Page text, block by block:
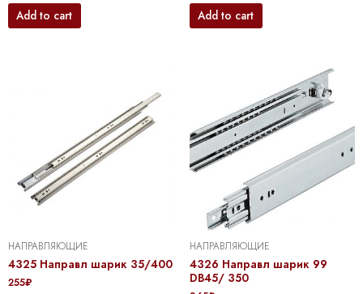
Add to cart Add to cart
НАПРАВЛЯЮЩИЕ
4325 Направл шарик 35/400
255₽
НАПРАВЛЯЮЩИЕ
4326 Направл шарик 99
DB45/ 350